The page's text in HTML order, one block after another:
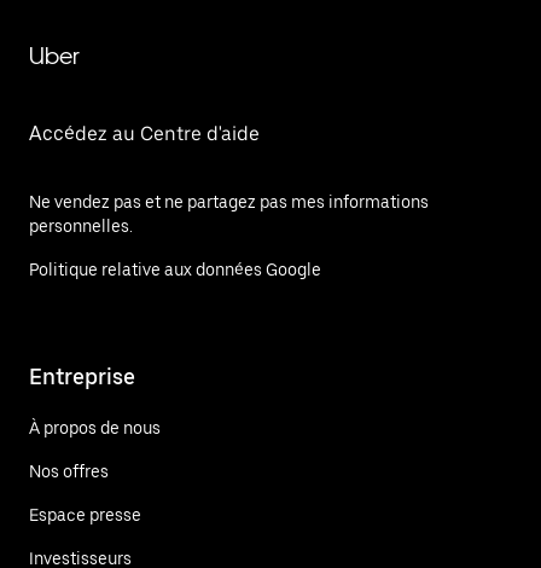
Uber
Accédez au Centre d'aide
Ne vendez pas et ne partagez pas mes informations
personnelles.
Politique relative aux données Google
Entreprise
À propos de nous
Nos offres
Espace presse
Investisseurs